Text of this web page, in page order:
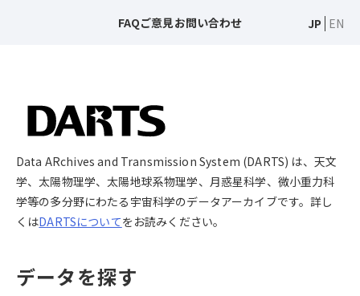
FAQご意見お問い合わせ JP EN
Data ARchives and Transmission System (DARTS) は、天文
学、太陽物理学、太陽地球系物理学、月惑星科学、微小重力科
学等の多分野にわたる宇宙科学のデータアーカイブです。詳し
くはDARTSについてをお読みください。
データを探す